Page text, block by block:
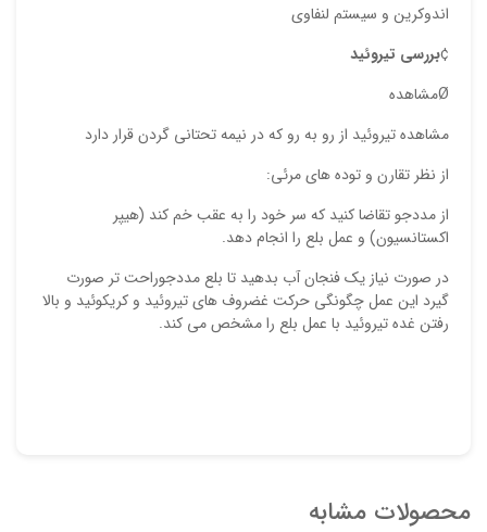
اندوکرین و سیستم لنفاوی
¢بررسی تیروئید
Øمشاهده
مشاهده تیروئید از رو به رو که در نیمه تحتانی گردن قرار دارد
از نظر تقارن و توده های مرئی:
از مددجو تقاضا کنید که سر خود را به عقب خم کند (هیپر
اکستانسیون) و عمل بلع را انجام دهد.
در صورت نیاز یک فنجان آب بدهید تا بلع مددجوراحت تر صورت
گیرد این عمل چگونگی حرکت غضروف های تیروئید و کریکوئید و بالا
رفتن غده تیروئید با عمل بلع را مشخص می کند.
محصولات مشابه